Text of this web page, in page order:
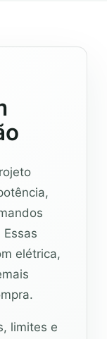
elétrica,
limites e